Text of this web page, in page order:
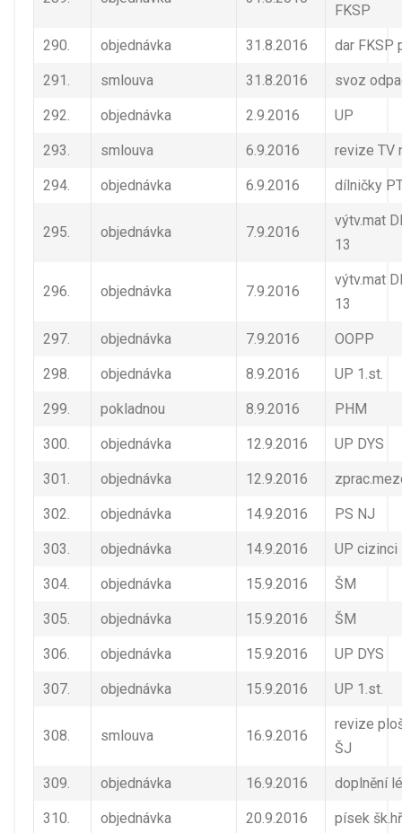
FKSP
290. objednávka 31.8.2016 dar FKSP
291. smlouva 31.8.2016 svoz
292. objednávka 2.9.2016 UP
293. smlouva 6.9.2016 revize TV
294. objednávka 6.9.2016 dílničky
295. objednávka 7.9.2016
výtv.mat
13
296. objednávka 7.9.2016
výtv.mat
13
297. objednávka 7.9.2016 OOPP
298. objednávka 8.9.2016 UP 1.st.
299. pokladnou 8.9.2016 PHM
300. objednávka 12.9.2016 UP DYS
301. objednávka 12.9.2016
302. objednávka 14.9.2016 PS NJ
303. objednávka 14.9.2016 UP cizinci
304. objednávka 15.9.2016 ŠM
305. objednávka 15.9.2016 ŠM
306. objednávka 15.9.2016 UP DYS
307. objednávka 15.9.2016 UP 1.st.
308. smlouva 16.9.2016
revize
ŠJ
309. objednávka 16.9.2016 doplnění
310. objednávka 20.9.2016 písek